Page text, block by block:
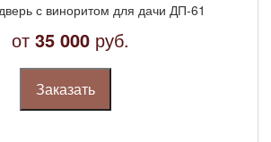
с виноритом для дачи ДП-61
от 35 000 руб.
Заказать